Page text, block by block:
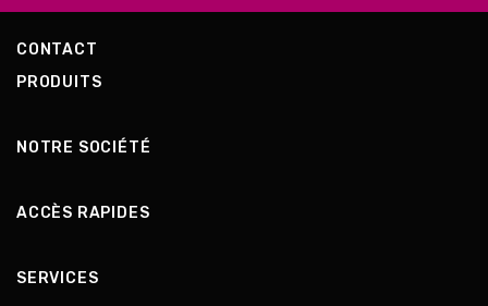
CONTACT
PRODUITS
NOTRE SOCIÉTÉ
ACCÈS RAPIDES
SERVICES